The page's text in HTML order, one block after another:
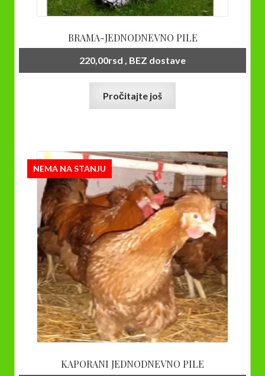
BRAMA-JEDNODNEVNO PILE
220,00rsd , BEZ dostave
Pročitajte još
NEMA NA STANJU
KAPORANI JEDNODNEVNO PILE